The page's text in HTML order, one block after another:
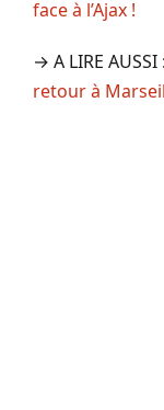
face à l’Ajax !
→ A LIRE AUSSI :
retour à